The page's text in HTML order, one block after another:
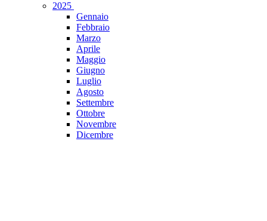
2025
Gennaio
Febbraio
Marzo
Aprile
Maggio
Giugno
Luglio
Agosto
Settembre
Ottobre
Novembre
Dicembre